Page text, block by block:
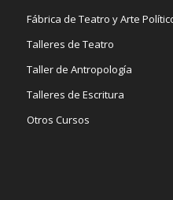
Fábrica de Teatro y Arte
Talleres de Teatro
Taller de Antropología
Talleres de Escritura
Otros Cursos